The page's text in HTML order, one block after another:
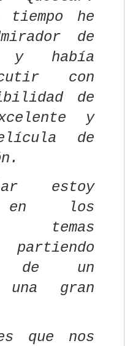
tiempo he
de
y había
con
de
y
de
estoy
en los
temas
de un
gran
que nos